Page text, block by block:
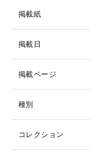
掲載紙
掲載日
掲載ページ
種別
コレクション